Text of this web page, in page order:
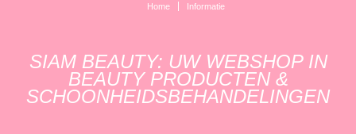
Home Informatie
SIAM BEAUTY: UW WEBSHOP IN
BEAUTY PRODUCTEN &
SCHOONHEIDSBEHANDELINGEN